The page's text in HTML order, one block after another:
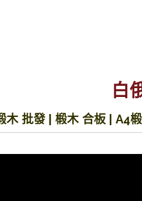
板材批
白
木 批發 | 椴木 合板 | A4